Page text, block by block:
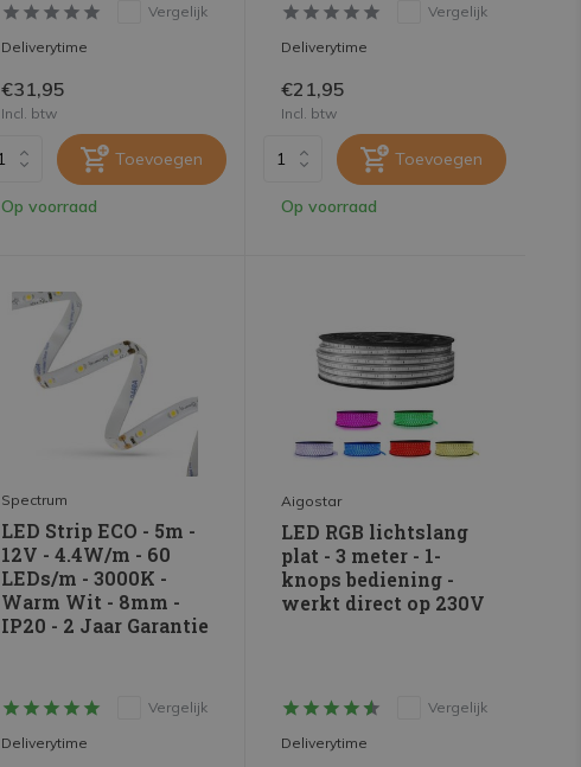
Vergelijk
Deliverytime
€31,95
Incl. btw
Toevoegen
Op voorraad
Vergelijk
Deliverytime
€21,95
Incl. btw
Toevoegen
Op voorraad
Spectrum
LED Strip ECO - 5m -
12V - 4.4W/m - 60
LEDs/m - 3000K -
Warm Wit - 8mm -
IP20 - 2 Jaar Garantie
Vergelijk
Deliverytime
Aigostar
LED RGB lichtslang
plat - 3 meter - 1-
knops bediening -
werkt direct op 230V
Vergelijk
Deliverytime